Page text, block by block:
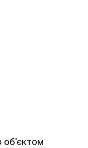
об'єктом